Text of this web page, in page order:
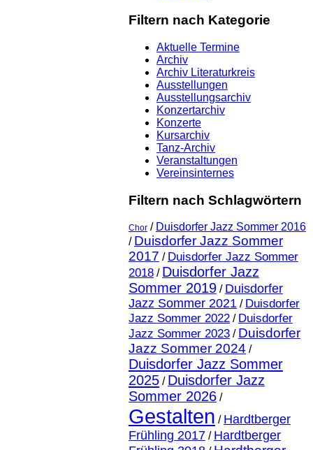
Filtern nach Kategorie
Aktuelle Termine
Archiv
Archiv Literaturkreis
Ausstellungen
Ausstellungsarchiv
Konzertarchiv
Konzerte
Kursarchiv
Tanz-Archiv
Veranstaltungen
Vereinsinternes
Filtern nach Schlagwörtern
Chor/ Duisdorfer Jazz Sommer 2016
/ Duisdorfer Jazz Sommer
2017 / Duisdorfer Jazz Sommer
2018/ Duisdorfer Jazz
Sommer 2019/ Duisdorfer
Jazz Sommer 2021 / Duisdorfer
Jazz Sommer 2022/ Duisdorfer
Jazz Sommer 2023/ Duisdorfer
Jazz Sommer 2024 /
Duisdorfer Jazz Sommer
2025/ Duisdorfer Jazz
Sommer 2026/
Gestalten / Hardtberger
Frühling 2017/ Hardtberger